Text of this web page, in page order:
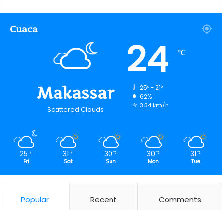
Cuaca
Makassar
Scattered Clouds
24 ℃
25º - 21º
62%
3.34 km/h
25 ℃
Fri
31 ℃
Sat
30 ℃
Sun
30 ℃
Mon
31 ℃
Tue
Popular Recent Comments